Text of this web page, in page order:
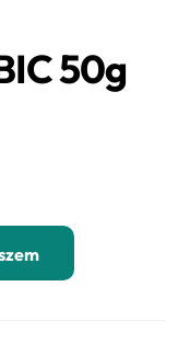
50g